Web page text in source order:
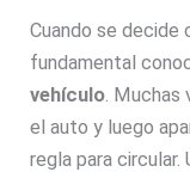
Cuando se decide
fundamental
vehículo. Muchas
el auto y luego
regla para circular.